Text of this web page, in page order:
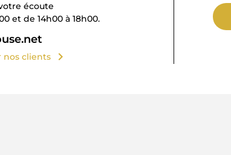
écoute
et de 14h00 à 18h00.
nos clients chevron_right